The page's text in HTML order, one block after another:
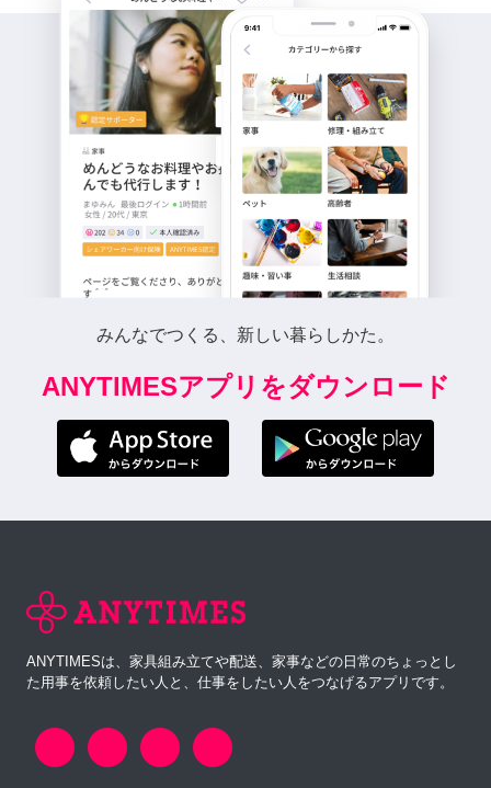
みんなでつくる、新しい暮らしかた。
ANYTIMESアプリをダウンロード
ANYTIMESは、家具組み立てや配送、家事などの日常のちょっとし
た用事を依頼したい人と、仕事をしたい人をつなげるアプリです。